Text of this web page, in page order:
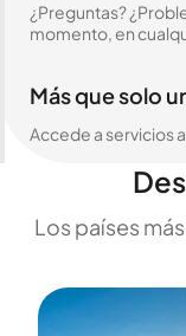
¿Preguntas?
momento, en
Más que solo
Accede a servicios
Los países